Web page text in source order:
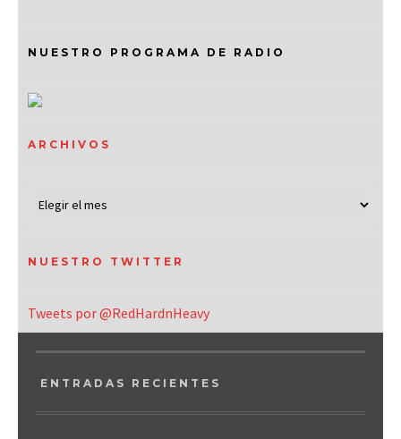
NUESTRO PROGRAMA DE RADIO
ARCHIVOS
NUESTRO TWITTER
Tweets por @RedHardnHeavy
ENTRADAS RECIENTES